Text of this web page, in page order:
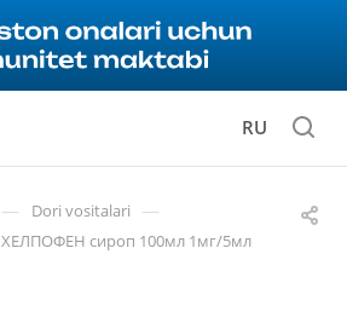
RU
— Dori vositalari —
ХЕЛПОФЕН сироп 100мл 1мг/5мл